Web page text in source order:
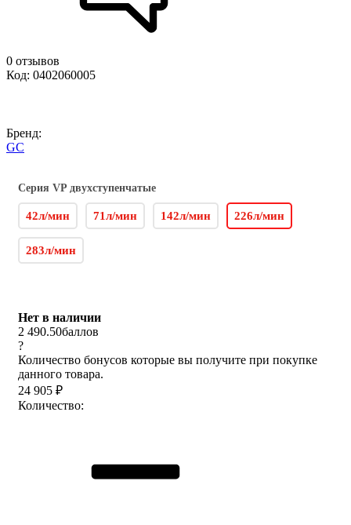
0 отзывов
Код: 0402060005
Бренд:
GC
Серия VP двухступенчатые
42л/мин 71л/мин 142л/мин 226л/мин
283л/мин
Нет в наличии
2 490.50баллов
?
Количество бонусов которые вы получите при покупке
данного товара.
24 905 ₽
Количество: